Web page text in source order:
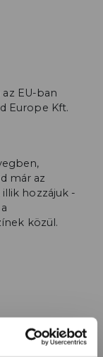
EU-ban
Europe Kft.
már az
hozzájuk -
közül.